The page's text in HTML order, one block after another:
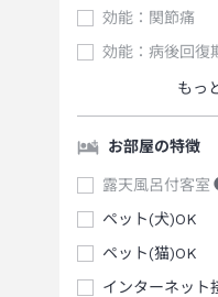
効能：関節痛
効能：病後回復
もっ
お部屋の特徴
露天風呂付客室
ペット(犬)OK
ペット(猫)OK
インターネット